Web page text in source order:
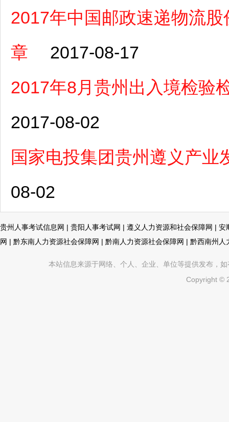
2017年中国邮政速递物流
章
2017-08-17
2017年8月贵州出入境检验
2017-08-02
国家电投集团贵州遵义产
08-02
贵州人事考试信息网 | 贵阳人事考试网 | 遵义人力资源和社会保障网 | 安
网 | 黔东南人力资源社会保障网 | 黔南人力资源社会保障网 | 黔西南州人
本站信息来源于网络、个人、企业、单位等提供发布，
Copyright ©